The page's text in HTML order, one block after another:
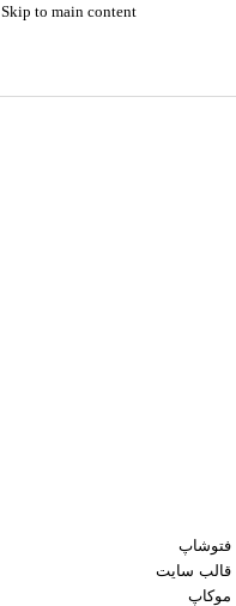
Skip to main content
فتوشاپ
قالب سایت
موکاپ